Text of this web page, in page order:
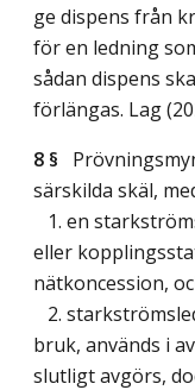
ge dispens från
för en ledning
sådan dispens
förlängas. Lag
8 §
särskilda skäl,
1. en
eller
nätkoncession,
2.
bruk, används i
slutligt avgörs,